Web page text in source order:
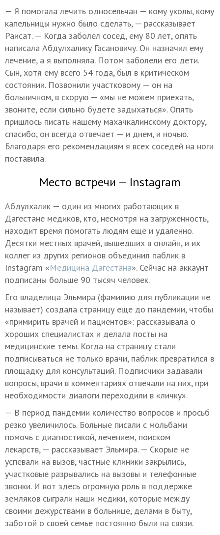
— Я помогала лечить односельчан — кому уколы, кому
капельницы нужно было сделать, — рассказывает
Раисат. — Когда заболел сосед, ему 80 лет, опять
написала Абдулхалику Гасановичу. Он назначил ему
лечение, а я выполняла. Потом заболели его дети.
Сын, хотя ему всего 54 года, был в критическом
состоянии. Позвонили участковому — он на
больничном, в скорую — «мы не можем приехать,
звоните, если сильно будете задыхаться». Опять
пришлось писать нашему махачкалинскому доктору,
спасибо, он всегда отвечает — и днем, и ночью.
Благодаря его рекомендациям я всех соседей на ноги
поставила.
Место встречи — Instagram
Абдулхалик — один из многих работающих в
Дагестане медиков, кто, несмотря на загруженность,
находит время помогать людям еще и удаленно.
Десятки местных врачей, вышедших в онлайн, и их
коллег из других регионов объединил паблик в
Instagram «Медицина Дагестана». Сейчас на аккаунт
подписаны больше 90 тысяч человек.
Его владелица Эльмира (фамилию для публикации не
называет) создала страницу еще до пандемии, чтобы
«примирить врачей и пациентов»: рассказывала о
хороших специалистах и делала посты на
медицинские темы. Когда на страницу стали
подписываться не только врачи, паблик превратился в
площадку для консультаций. Подписчики задавали
вопросы, врачи в комментариях отвечали на них, при
необходимости диалоги переходили в «личку».
— В период пандемии количество вопросов и просьб
резко увеличилось. Больные писали с мольбами
помочь с диагностикой, лечением, поиском
лекарств, — рассказывает Эльмира. — Скорые не
успевали на вызов, частные клиники закрылись,
участковые разрывались на вызовы и телефонные
звонки. И вот здесь огромную роль в поддержке
земляков сыграли наши медики, которые между
своими дежурствами в больнице, делами в быту,
заботой о своей семье постоянно были на связи.